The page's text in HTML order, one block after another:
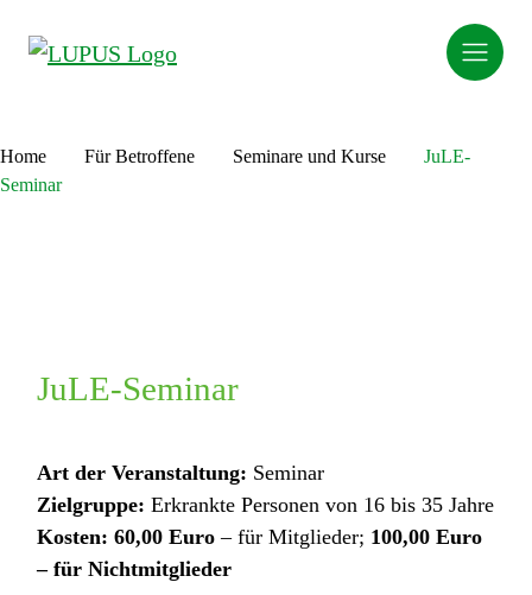
Home Für Betroffene Seminare und Kurse
JuLE-
Seminar
JuLE-Seminar
Art der Veranstaltung: Seminar
Zielgruppe: Erkrankte Personen von 16 bis 35 Jahre
Kosten: 60,00 Euro – für Mitglieder; 100,00 Euro
– für Nichtmitglieder